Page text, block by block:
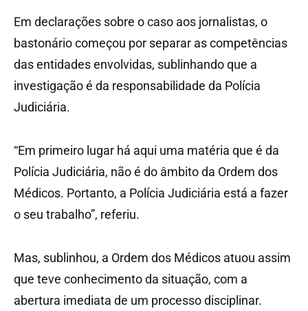
Em declarações sobre o caso aos jornalistas, o
bastonário começou por separar as competências
das entidades envolvidas, sublinhando que a
investigação é da responsabilidade da Polícia
Judiciária.
“Em primeiro lugar há aqui uma matéria que é da
Polícia Judiciária, não é do âmbito da Ordem dos
Médicos. Portanto, a Polícia Judiciária está a fazer
o seu trabalho”, referiu.
Mas, sublinhou, a Ordem dos Médicos atuou assim
que teve conhecimento da situação, com a
abertura imediata de um processo disciplinar.